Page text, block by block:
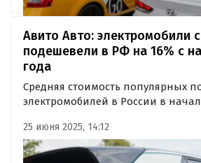
Авито Авто: электромобили
подешевели в РФ на 16% с
года
Средняя стоимость популярных
электромобилей в России в
рублей. Больше всего подешевели
Volkswagen — на 27%, а также
и Hongqi — на 14,4%…
25 июня 2025, 14:12